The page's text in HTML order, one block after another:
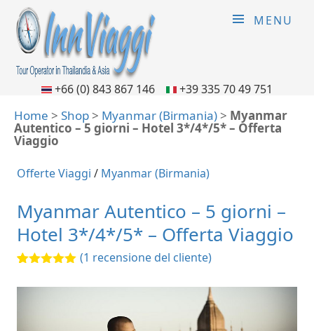
MENU
+66 (0) 843 867 146 +39 335 70 49 751
Home > Shop> Myanmar (Birmania)> Myanmar
Autentico – 5 giorni – Hotel 3*/4*/5* – Offerta
Viaggio
Offerte Viaggi / Myanmar (Birmania)
Myanmar Autentico – 5 giorni –
Hotel 3*/4*/5* – Offerta Viaggio
(1 recensione del cliente)
based on